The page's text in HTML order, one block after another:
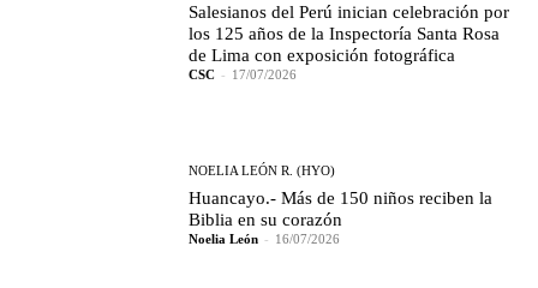
Salesianos del Perú inician celebración por
los 125 años de la Inspectoría Santa Rosa
de Lima con exposición fotográfica
CSC - 17/07/2026
NOELIA LEÓN R. (HYO)
Huancayo.- Más de 150 niños reciben la
Biblia en su corazón
Noelia León - 16/07/2026